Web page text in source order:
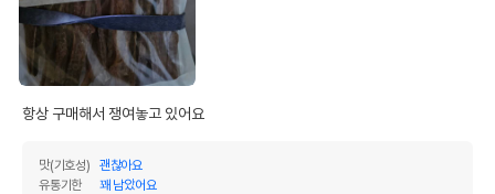
항상 구매해서 쟁여놓고 있어요
맛(기호성)
괜찮아요
유통기한
꽤 남았어요